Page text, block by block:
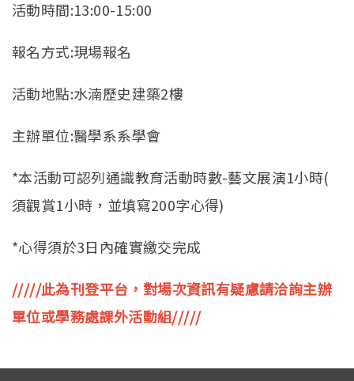
活動時間:13:00-15:00
報名方式:現場報名
活動地點:水湳歷史建築2樓
主辦單位:醫學系系學會
*本活動可認列通識教育活動時數-藝文展演1小時(
須觀賞1小時，並填寫200字心得)
*心得須於3日內確實繳交完成
/////此為刊登平台，對場次資訊有疑慮請洽詢主辦
單位或學務處課外活動組/////